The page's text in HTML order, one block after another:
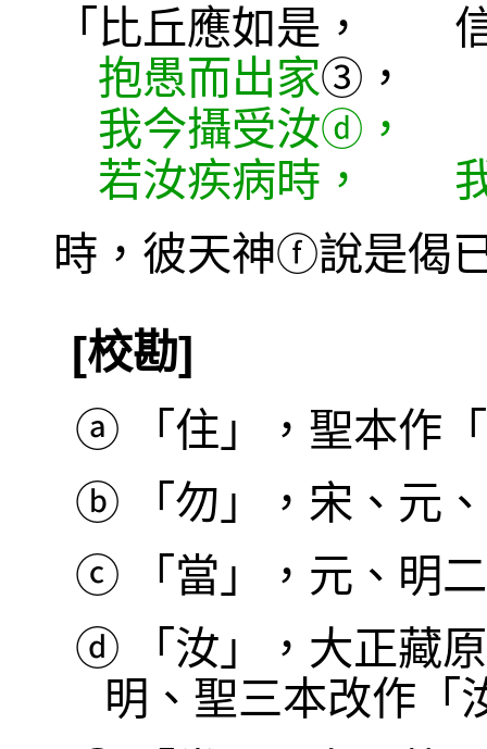
「比丘應如是，
抱愚而出家③ ，
我今攝受汝ⓓ ，
若汝疾病時， 我
時，彼天神ⓕ說是偈
[校勘]
ⓐ
「住」，聖本作
ⓑ
「勿」，宋、元
ⓒ
「當」，元、明
ⓓ
「汝」，大正藏
明、聖三本改作「